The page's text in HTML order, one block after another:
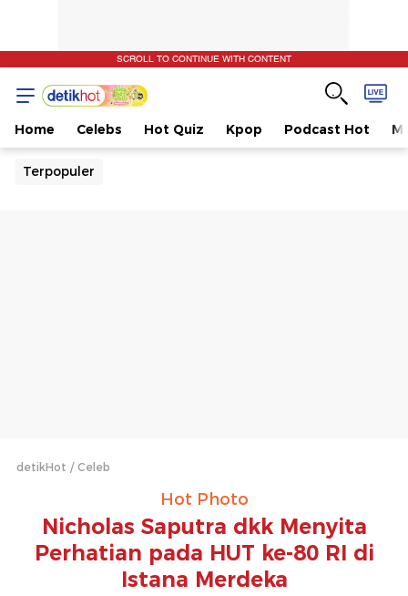
SCROLL TO CONTINUE WITH CONTENT
Home Celebs Hot Quiz Kpop Podcast Hot
Terpopuler
detikHot Celeb
Hot Photo
Nicholas Saputra dkk Menyita
Perhatian pada HUT ke-80 RI di
Istana Merdeka